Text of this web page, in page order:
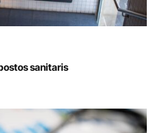
sanitaris